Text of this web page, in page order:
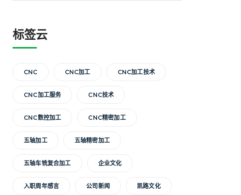
标签云
CNC CNC加工 CNC加工技术
CNC加工服务 CNC技术
CNC数控加工 CNC精密加工
五轴加工 五轴精密加工
五轴车铣复合加工 企业文化
入职周年感言 公司新闻 凯路文化